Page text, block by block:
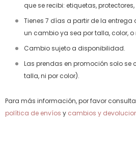
que se recibi: etiquetas,
Tienes 7 días a partir de la
un cambio ya sea por talla, color, o
Cambio sujeto a disponibilidad.
Las prendas en promoción solo
talla, ni por color).
Para más información, por favor
política de envíos y cambios y